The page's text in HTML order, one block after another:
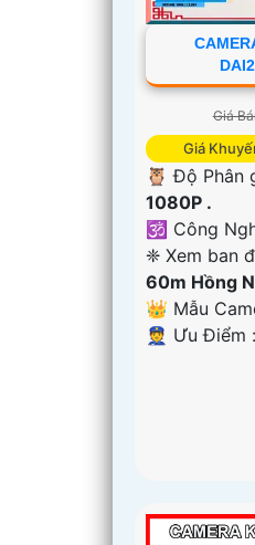
Giá
Giá
🦉 Độ Phân
1080P .
🕉️ Công
❈ Xem ban
60m Hồng
👑 Mẫu
️👮 Ưu Điểm :